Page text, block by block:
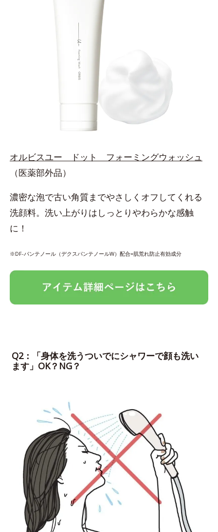
オルビスユー ドット フォーミングウォッシュ
（医薬部外品）
濃密な泡で古い角質までやさしくオフしてくれる
洗顔料。洗い上がりはしっとりやわらかな感触
に！
※DF-パンテノール（デクスパンテノールW）配合=肌荒れ防止有効成分
Q2：「身体を洗うついでにシャワーで顔も洗い
ます」OK？NG？